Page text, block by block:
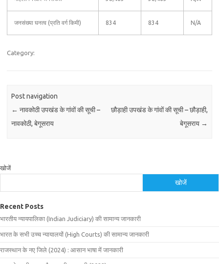
जनसंख्या घनत्व (प्रति वर्ग किमी) 834 834 N/A
Category:
Post navigation
← नावकोठी उपखंड के गांवों की सूची –
नावकोठी, बेगूसराय
छौड़ाही उपखंड के गांवों की सूची – छौड़ाही,
बेगूसराय →
खोजें
खोजें
Recent Posts
भारतीय न्यायपालिका (Indian Judiciary) की सामान्य जानकारी
भारत के सभी उच्च न्यायालयों (High Courts) की सामान्य जानकारी
राजस्थान के नए जिले (2024) : आसान भाषा में जानकारी